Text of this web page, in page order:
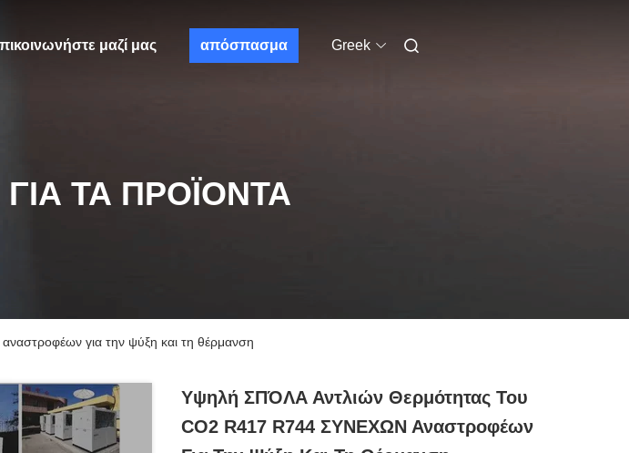
μαζί μας απόσπασμα Greek
ΤΑ ΠΡΟΪΌΝΤΑ
για την ψύξη και τη θέρμανση
Υψηλή ΣΠΌΛΑ Αντλιών Θερμότητας Του
CO2 R417 R744 ΣΥΝΕΧΩΝ Αναστροφέων